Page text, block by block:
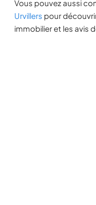
Vous pouvez aussi
Urvillers pour
immobilier et les avis